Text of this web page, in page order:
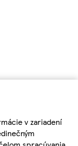
v zariadení